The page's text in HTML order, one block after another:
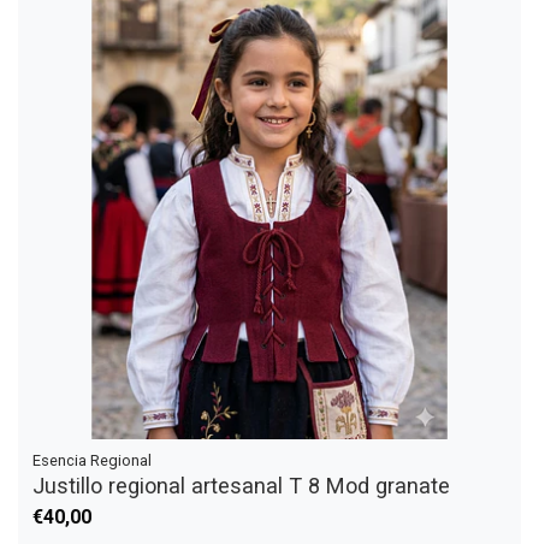
Esencia Regional
Justillo regional artesanal T 8 Mod granate
€40,00